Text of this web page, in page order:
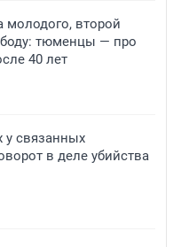
второй
тюменцы — про
40 лет
у связанных
в деле убийства